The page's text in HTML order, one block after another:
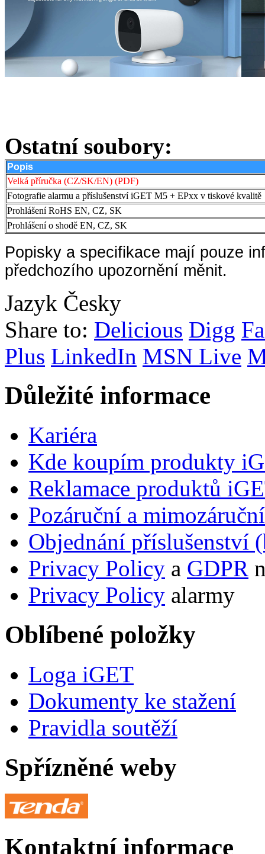
Ostatní soubory:
Popis
Velká příručka (CZ/SK/EN) (PDF)
Fotografie alarmu a příslušenství iGET M5 + EPxx v tiskové kvalitě
Prohlášení RoHS EN, CZ, SK
Prohlášení o shodě EN, CZ, SK
Popisky a specifikace mají pouze
předchozího upozornění měnit.
Jazyk Česky
Share to: Delicious Digg
Plus LinkedIn MSN Live
Důležité informace
Kariéra
Kde koupím produkty
Reklamace produktů
Pozáruční a
Objednání příslušenství
Privacy Policy a GDPR
Privacy Policy alarmy
Oblíbené položky
Loga iGET
Dokumenty ke stažení
Pravidla soutěží
Spřízněné weby
Kontaktní informace